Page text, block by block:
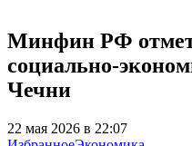
Минфин РФ
социально-
Чечни
22 мая 2026 в 22:07